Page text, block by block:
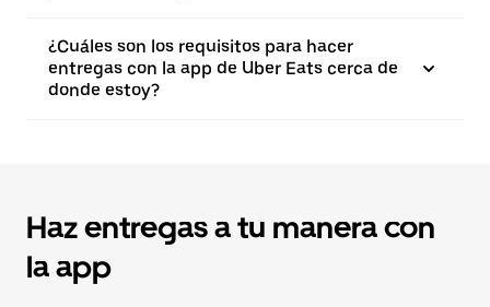
¿Cuáles son los requisitos para hacer
entregas con la app de Uber Eats cerca de
donde estoy?
Haz entregas a tu manera con
la app